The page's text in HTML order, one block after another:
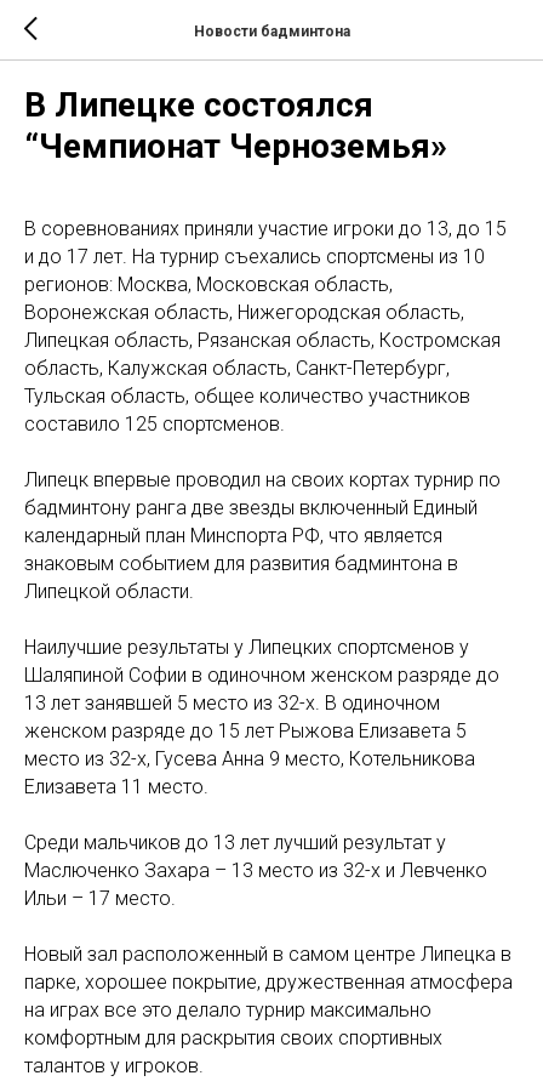
Новости бадминтона
В Липецке состоялся
“Чемпионат Черноземья»
В соревнованиях приняли участие игроки до 13, до 15
и до 17 лет. На турнир съехались спортсмены из 10
регионов: Москва, Московская область,
Воронежская область, Нижегородская область,
Липецкая область, Рязанская область, Костромская
область, Калужская область, Санкт-Петербург,
Тульская область, общее количество участников
составило 125 спортсменов.
Липецк впервые проводил на своих кортах турнир по
бадминтону ранга две звезды включенный Единый
календарный план Минспорта РФ, что является
знаковым событием для развития бадминтона в
Липецкой области.
Наилучшие результаты у Липецких спортсменов у
Шаляпиной Софии в одиночном женском разряде до
13 лет занявшей 5 место из 32-х. В одиночном
женском разряде до 15 лет Рыжова Елизавета 5
место из 32-х, Гусева Анна 9 место, Котельникова
Елизавета 11 место.
Среди мальчиков до 13 лет лучший результат у
Маслюченко Захара – 13 место из 32-х и Левченко
Ильи – 17 место.
Новый зал расположенный в самом центре Липецка в
парке, хорошее покрытие, дружественная атмосфера
на играх все это делало турнир максимально
комфортным для раскрытия своих спортивных
талантов у игроков.